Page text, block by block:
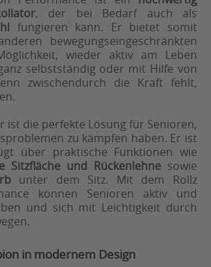
, der bei Bedarf auch als
fungieren kann. Er bietet somit
bewegungseingeschränkten
wieder aktiv am Leben
selbstständig oder mit Hilfe von
zwischendurch die Kraft fehlt,
ist die perfekte Lösung für Senioren,
zu kämpfen haben. Er ist
über praktische Funktionen wie
Sitzfläche und Rückenlehne sowie
unter dem Sitz. Mit dem Rollz
können Senioren aktiv und
und sich mit Leichtigkeit durch
in modernem Design